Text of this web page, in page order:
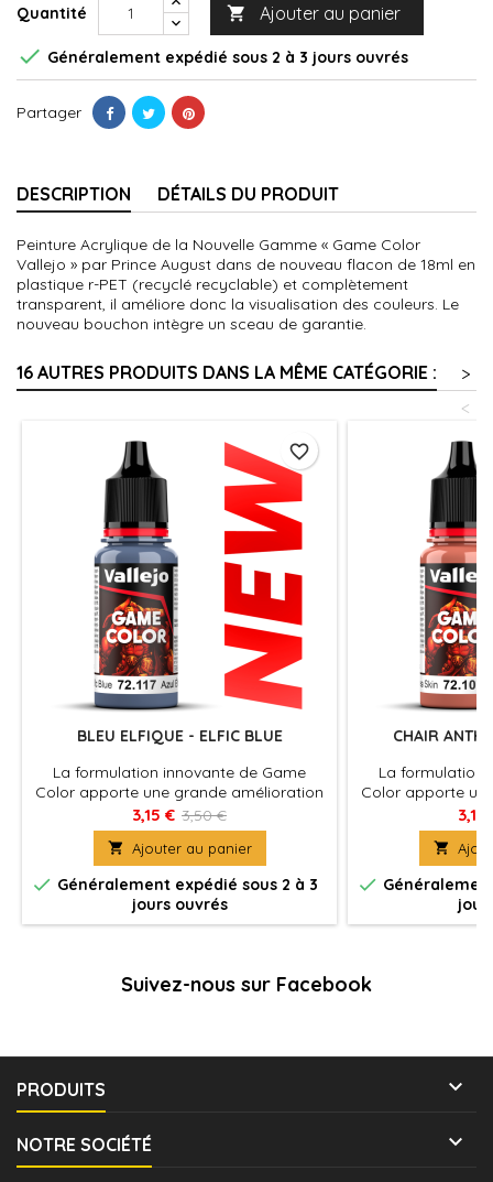
Quantité  Ajouter au panier
 Généralement expédié sous 2 à 3 jours ouvrés
Partager
DESCRIPTION DÉTAILS DU PRODUIT
Peinture Acrylique de la Nouvelle Gamme « Game Color
Vallejo » par Prince August dans de nouveau flacon de 18ml en
plastique r-PET (recyclé recyclable) et complètement
transparent, il améliore donc la visualisation des couleurs. Le
nouveau bouchon intègre un sceau de garantie.
16 AUTRES PRODUITS DANS LA MÊME CATÉGORIE :
>
<
BLEU ELFIQUE - ELFIC BLUE
La formulation innovante de Game
Color apporte une grande amélioration
de l'application, les couleurs s'étalent
très facilement, elles sont plus fluides et
plus opaques, elles offrent une
saturation élevée de pigments
sélectionnés pour leur luminosité, leur
stabilité et leur tenue dans le temps.
3,15 € 3,50 €
 Ajouter au panier
 Généralement expédié sous 2 à 3
jours ouvrés
favorite_border
CHAIR
La formulation
Color apporte
de
très facilement,
plus
saturation
sélectionnés
stabilité et leur
3,15


Suivez-nous sur Facebook
PRODUITS 
NOTRE SOCIÉTÉ 